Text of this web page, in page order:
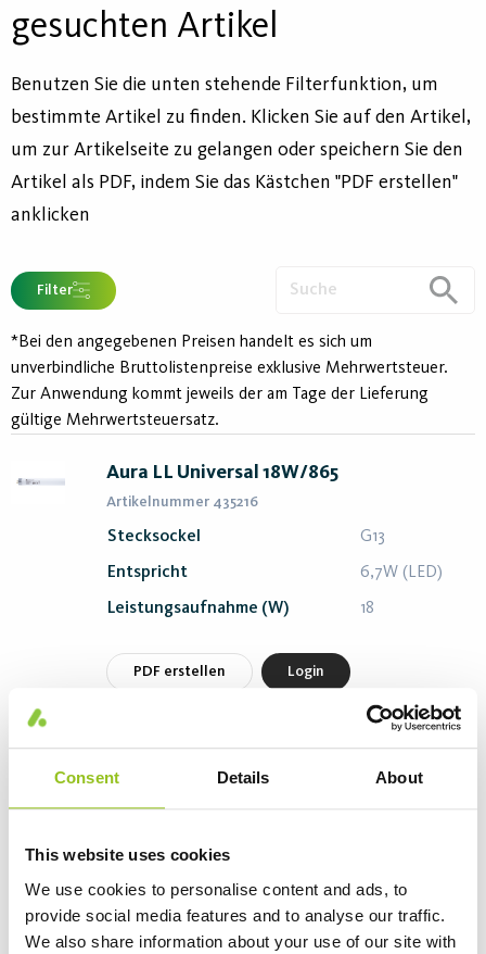
Consent Details About
This website uses cookies
We use cookies to personalise content and ads, to
provide social media features and to analyse our traffic.
We also share information about your use of our site with
gesuchten Artikel
Benutzen Sie die unten stehende Filterfunktion, um
bestimmte Artikel zu finden. Klicken Sie auf den Artikel,
um zur Artikelseite zu gelangen oder speichern Sie den
Artikel als PDF, indem Sie das Kästchen "PDF erstellen"
anklicken
Filter
*Bei den angegebenen Preisen handelt es sich um
unverbindliche Bruttolistenpreise exklusive Mehrwertsteuer.
Zur Anwendung kommt jeweils der am Tage der Lieferung
gültige Mehrwertsteuersatz.
Aura LL Universal 18W/865
Artikelnummer 435216
Stecksockel G13
Entspricht 6,7W (LED)
Leistungsaufnahme (W) 18
PDF erstellen Login
Artikelnummer 435253
Entspricht
Lumen (lm) 5200